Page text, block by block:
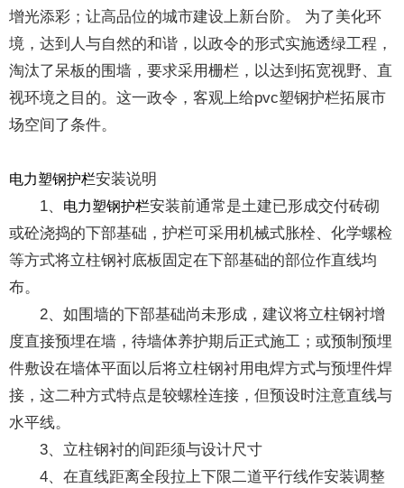
增光添彩；让高品位的城市建设上新台阶。 为了美化环
境，达到人与自然的和谐，以政令的形式实施透绿工程，
淘汰了呆板的围墙，要求采用栅栏，以达到拓宽视野、直
视环境之目的。这一政令，客观上给pvc塑钢护栏拓展市
场空间了条件。
电力塑钢护栏安装说明
1、
电力塑钢护栏安装前通常是土建已形成交付砖砌
或砼浇捣的下部基础，护栏可采用机械式胀栓、化学螺检
等方式将立柱钢衬底板固定在下部基础的部位作直线均
布。
2、如围墙的下部基础尚未形成，建议将立柱钢衬增
度直接预埋在墙，待墙体养护期后正式施工；或预制预埋
件敷设在墙体平面以后将立柱钢衬用电焊方式与预埋件焊
接，这二种方式特点是较螺栓连接，但预设时注意直线与
水平线。
3、立柱钢衬的间距须与设计尺寸
4、在直线距离全段拉上下限二道平行线作安装调整